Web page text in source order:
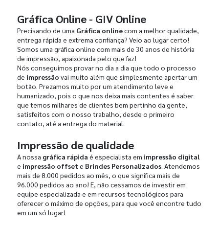
Gráfica Online - GIV Online
Precisando de uma Gráfica onlinecom a melhor qualidade,
entrega rápida e extrema confiança? Veio ao lugar certo!
Somos uma gráfica online com mais de 30 anos de história
de impressão, apaixonada pelo que faz!
Nós conseguimos provar no dia a dia que todo o processo
de impressão vai muito além que simplesmente apertar um
botão. Prezamos muito por um atendimento leve e
humanizado, pois o que nos deixa mais contentes é saber
que temos milhares de clientes bem pertinho da gente,
satisfeitos com o nosso trabalho, desde o primeiro
contato, até a entrega do material.
Impressão de qualidade
A nossa gráfica rápida é especialista em impressão digital
e impressão offset e Brindes Personalizados. Atendemos
mais de 8.000 pedidos ao mês, o que significa mais de
96.000 pedidos ao ano! E, não cessamos de investir em
equipe especializada e em recursos tecnológicos para
oferecer o máximo de opções, para que você encontre tudo
em um só lugar!